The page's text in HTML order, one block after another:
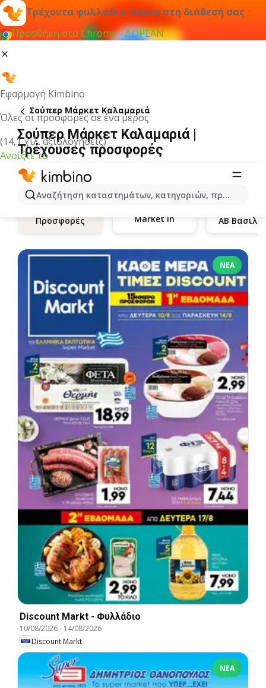
Τρέχοντα φυλλάδια πάντα στη διάθεσή σας
Προσθήκη στο Chrome - ΔΩΡΕΑΝ
Εφαρμογή Kimbino
Όλες οι προσφορές σε ένα μέρος
(14,1 χιλ. αξιολογήσεις)
Ανοίξτε το
Αναζήτηση καταστημάτων, κατηγοριών, προϊόντων...
Σούπερ Μάρκετ Καλαμαριά
Σούπερ Μάρκετ Καλαμαριά |
Τρέχουσες προσφορές
Προσφορές Market in
ΝΈΑ
Discount Markt - Φυλλάδιο
10/08/2026- 14/08/2026
Discount Markt
ΝΈΑ